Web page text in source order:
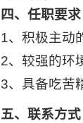
四、任职要求
1、积极主动
2、较强的环
3、具备吃苦
五、联系方式